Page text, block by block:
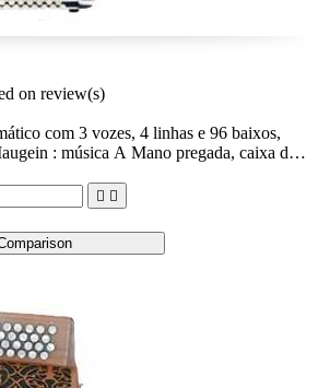
on review(s)
com 3 vozes, 4 linhas e 96 baixos,
: música A Mano pregada, caixa de
e avançados.
 